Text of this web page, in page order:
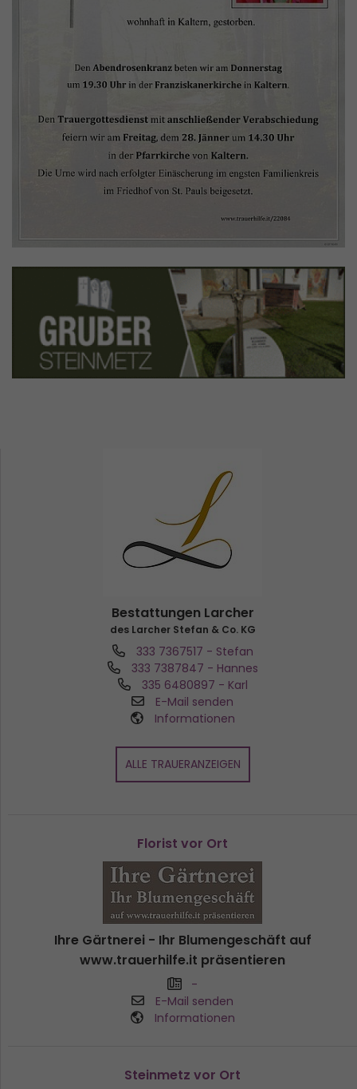
Bestattungen Larcher
des Larcher Stefan & Co. KG
333 7367517 - Stefan
333 7387847 - Hannes
335 6480897 - Karl
E-Mail senden
Informationen
ALLE TRAUERANZEIGEN
Florist vor Ort
Ihre Gärtnerei - Ihr Blumengeschäft auf
www.trauerhilfe.it präsentieren
-
E-Mail senden
Informationen
Steinmetz vor Ort